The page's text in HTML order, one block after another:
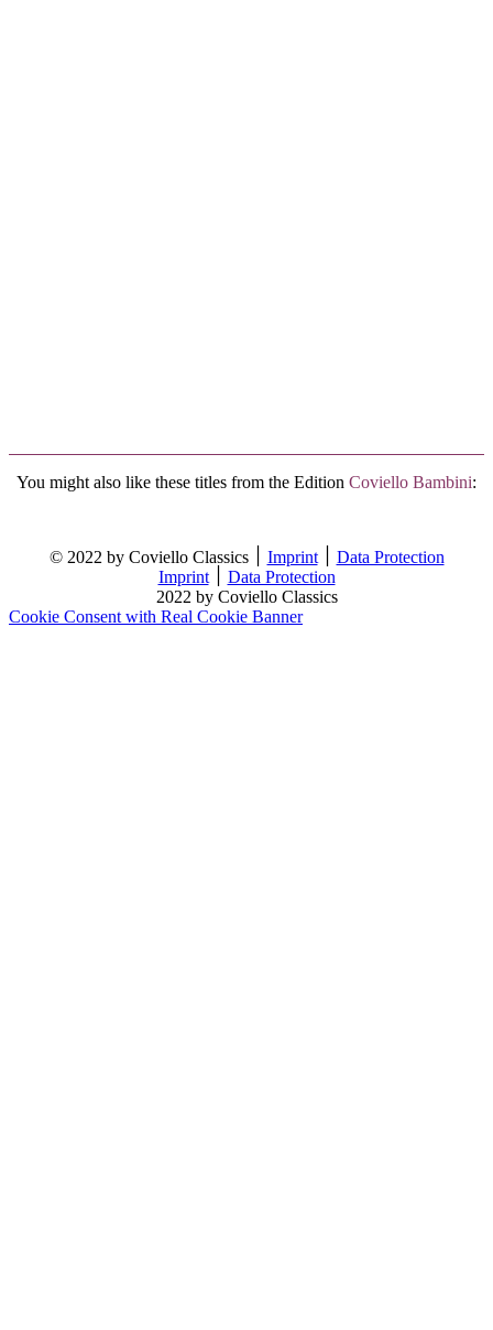
You might also like these titles from the Edition Coviello Bambini:
Imprint
Data Protection
Imprint
Data Protection
2022 by Coviello Classics
Cookie Consent with Real Cookie Banner